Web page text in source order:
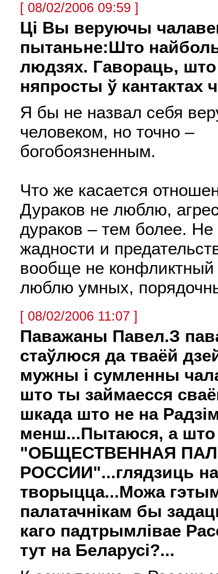
[ 08/02/2006 09:59 ]
Ці Вы веруючы
пытаньне:Што
людзях. Гавораць,
няпросты ў кантактах
Я бы не назвал себя
человеком, но точно –
богобоязненным.
Что же касается
Дураков не люблю,
дураков – тем более.
жадности и
вообще не конфликтный
люблю умных,
[ 08/02/2006 11:07 ]
Паважаны Павел.З
стаўлюся да тваёй
мужны і сумленны
што ты займаесся
шкада што не на
менш...Пытаюся, а што
"ОБЩЕСТВЕННАЯ
РОССИИ"...глядзиць на
творыцца...Можа
палатачнікам бы
каго падтрымлівае
тут на Беларусі?...